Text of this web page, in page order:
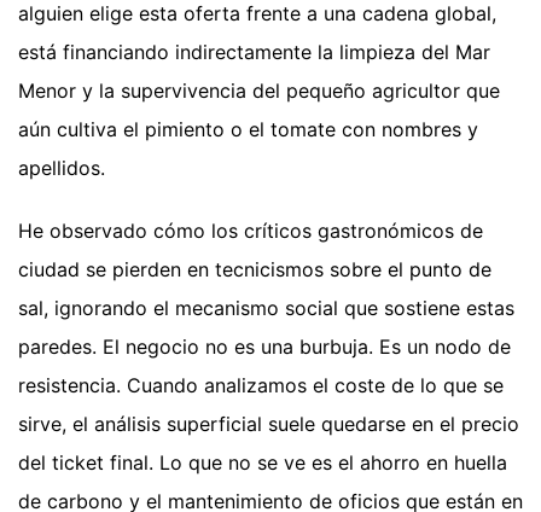
alguien elige esta oferta frente a una cadena global,
está financiando indirectamente la limpieza del Mar
Menor y la supervivencia del pequeño agricultor que
aún cultiva el pimiento o el tomate con nombres y
apellidos.
He observado cómo los críticos gastronómicos de
ciudad se pierden en tecnicismos sobre el punto de
sal, ignorando el mecanismo social que sostiene estas
paredes. El negocio no es una burbuja. Es un nodo de
resistencia. Cuando analizamos el coste de lo que se
sirve, el análisis superficial suele quedarse en el precio
del ticket final. Lo que no se ve es el ahorro en huella
de carbono y el mantenimiento de oficios que están en